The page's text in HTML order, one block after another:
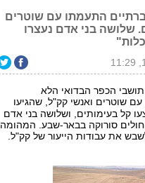
התעמתו עם שוטרים
שלושה בני אדם נעצרו
תושבי הכפר הבדואי הלא
שוטרים ואנשי קק"ל, שהגיעו
קל בעימותים, ושלושה בני אדם
סורוקה בבאר-שבע. המהומה
את עבודות הייעור של קק"ל.